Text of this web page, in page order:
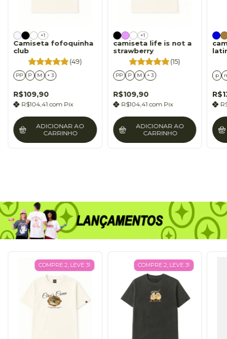
+1
Camiseta fofoquinha
club
(49)
PP P M + 3
R$109,90
R$104,41 com Pix
ADICIONAR AO
CARRINHO
+1
camiseta life is not a
strawberry
(15)
PP P M + 3
R$109,90
R$104,41 com Pix
ADICIONAR AO
CARRINHO
p
COMPRE 2, LEVE 3! COMPRE 2, LEVE 3!